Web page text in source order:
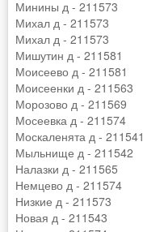
Минины д - 211573
Михал д - 211573
Михал д - 211573
Мишутин д - 211581
Моисеево д - 211581
Моисеенки д - 211563
Морозово д - 211569
Мосеевка д - 211574
Москаленята д - 211541
Мыльнище д - 211542
Налазки д - 211565
Немцево д - 211574
Низкие д - 211573
Новая д - 211543